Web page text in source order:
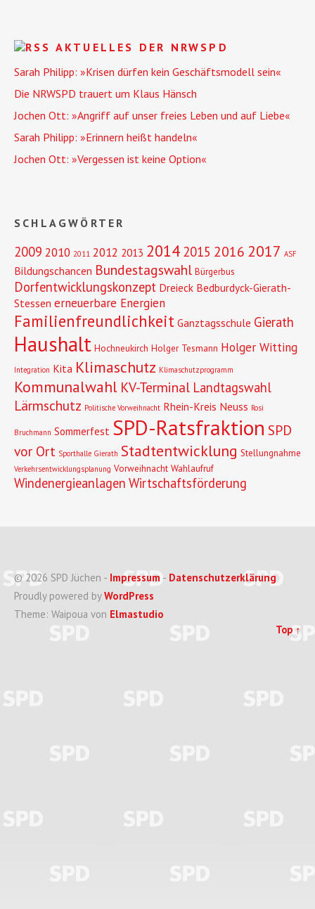
AKTUELLES DER NRWSPD
Sarah Philipp: »Krisen dürfen kein Geschäftsmodell sein«
Die NRWSPD trauert um Klaus Hänsch
Jochen Ott: »Angriff auf unser freies Leben und auf Liebe«
Sarah Philipp: »Erinnern heißt handeln«
Jochen Ott: »Vergessen ist keine Option«
SCHLAGWÖRTER
2009 2010 2011 2012 2013 2014 2015 2016 2017 ASF
Bildungschancen Bundestagswahl Bürgerbus
Dorfentwicklungskonzept Dreieck Bedburdyck-Gierath-
Stessen erneuerbare Energien
Familienfreundlichkeit Ganztagsschule Gierath
Haushalt Hochneukirch Holger Tesmann Holger Witting
Integration Kita Klimaschutz Klimaschutzprogramm
Kommunalwahl KV-Terminal Landtagswahl
Lärmschutz Politische Vorweihnacht Rhein-Kreis Neuss Rosi
Bruchmann Sommerfest SPD-Ratsfraktion SPD
vor Ort Sporthalle Gierath Stadtentwicklung Stellungnahme
Verkehrsentwicklungsplanung Vorweihnacht Wahlaufruf
Windenergieanlagen Wirtschaftsförderung
© 2026 SPD Jüchen - Impressum - Datenschutzerklärung
Proudly powered byWordPress
Theme: Waipoua von Elmastudio
Top ↑